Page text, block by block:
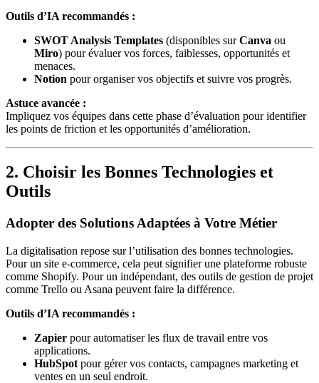
Outils d’IA recommandés :
SWOT Analysis Templates (disponibles surCanva ou
Miro) pour évaluer vos forces, faiblesses, opportunités et
menaces.
Notion pour organiser vos objectifs et suivre vos progrès.
Astuce avancée :
Impliquez vos équipes dans cette phase d’évaluation pour identifier
les points de friction et les opportunités d’amélioration.
2. Choisir les Bonnes Technologies et
Outils
Adopter des Solutions Adaptées à Votre Métier
La digitalisation repose sur l’utilisation des bonnes technologies.
Pour un site e-commerce, cela peut signifier une plateforme robuste
comme Shopify. Pour un indépendant, des outils de gestion de projet
comme Trello ou Asana peuvent faire la différence.
Outils d’IA recommandés :
Zapier pour automatiser les flux de travail entre vos
applications.
HubSpot pour gérer vos contacts, campagnes marketing et
ventes en un seul endroit.